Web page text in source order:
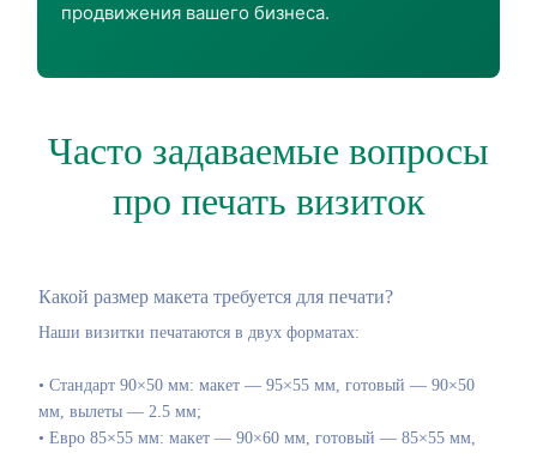
продвижения вашего бизнеса.
Часто задаваемые вопросы
про печать визиток
Какой размер макета требуется для печати?
Наши визитки печатаются в двух форматах:
• Стандарт 90×50 мм: макет — 95×55 мм, готовый — 90×50
мм, вылеты — 2.5 мм;
• Евро 85×55 мм: макет — 90×60 мм, готовый — 85×55 мм,